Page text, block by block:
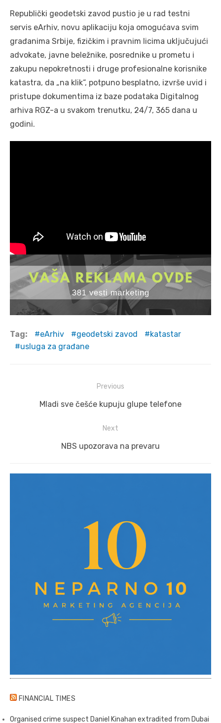
Republički geodetski zavod pustio je u rad testni
servis eArhiv, novu aplikaciju koja omogućava svim
građanima Srbije, fizičkim i pravnim licima uključujući
advokate, javne beležnike, posrednike u prometu i
zakupu nepokretnosti i druge profesionalne korisnike
katastra, da „na klik“, potpuno besplatno, izvrše uvid i
pristupe dokumentima iz baze podataka Digitalnog
arhiva RGZ-a u svakom trenutku, 24/7, 365 dana u
godini.
Tag: eArhiv geodetski zavod
katastar
usluga za građane
navigation
Previous
Previous
Mladi sve češće kupuju glupe telefone
Next
Next
NBS upozorava na prevaru
FINANCIAL TIMES
Organised crime suspect Daniel Kinahan extradited from Dubai